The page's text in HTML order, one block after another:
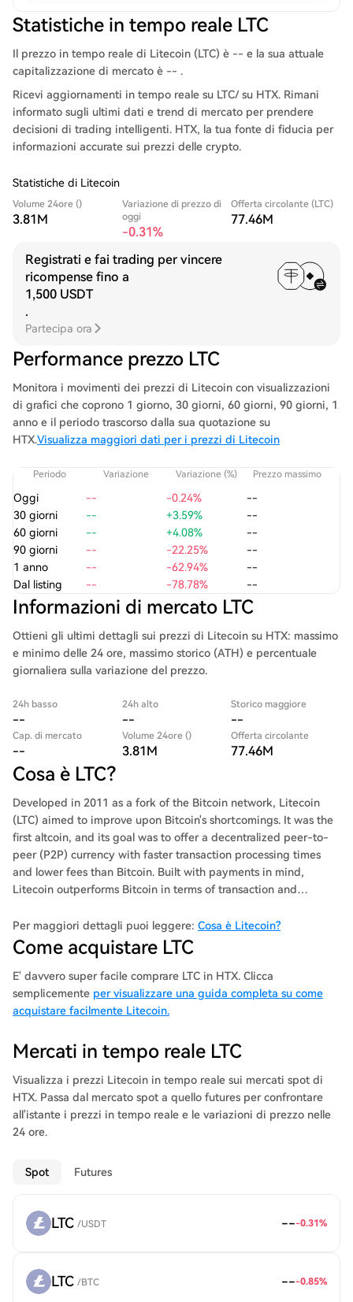
Statistiche in tempo reale LTC
Il prezzo in tempo reale di Litecoin (LTC) è -- e la sua attuale
capitalizzazione di mercato è -- .
Ricevi aggiornamenti in tempo reale su LTC/ su HTX. Rimani
informato sugli ultimi dati e trend di mercato per prendere
decisioni di trading intelligenti. HTX, la tua fonte di fiducia per
informazioni accurate sui prezzi delle crypto.
Statistiche di Litecoin
Volume 24ore ()
3.81M
Variazione di prezzo di
oggi
-0.31%
Offerta circolante (LTC)
77.46M
Registrati e fai trading per vincere
ricompense fino a
1,500 USDT
.
Partecipa ora
Performance prezzo LTC
Monitora i movimenti dei prezzi di Litecoin con visualizzazioni
di grafici che coprono 1 giorno, 30 giorni, 60 giorni, 90 giorni, 1
anno e il periodo trascorso dalla sua quotazione su
HTX.Visualizza maggiori dati per i prezzi di Litecoin
Periodo Variazione Variazione (%) Prezzo massimo
Oggi -- -0.24%
--
30 giorni
-- +3.59%
--
60 giorni
-- +4.08%
--
90 giorni
-- -22.25%
--
1 anno
-- -62.94%
--
Dal listing
-- -78.78% --
Informazioni di mercato LTC
Ottieni gli ultimi dettagli sui prezzi di Litecoin su HTX: massimo
e minimo delle 24 ore, massimo storico (ATH) e percentuale
giornaliera sulla variazione del prezzo.
24h basso
--
24h alto
--
Storico maggiore
--
Cap. di mercato
--
Volume 24ore ()
3.81M
Offerta circolante
77.46M
Cosa è LTC?
Developed in 2011 as a fork of the Bitcoin network, Litecoin
(LTC) aimed to improve upon Bitcoin's shortcomings. It was the
first altcoin, and its goal was to offer a decentralized peer-to-
peer (P2P) currency with faster transaction processing times
and lower fees than Bitcoin. Built with payments in mind,
Litecoin outperforms Bitcoin in terms of transaction and
five transactions per second, Litecoin has a capacity of 56
transactions per second. The network's confirmation time is also
significantly shorter, taking approximately two minutes and 20
seconds compared to Bitcoin's nearly 10 minutes per block.
Even after over a decade, Litecoin remains committed to
offering users low-cost, private, secure, and borderless
payments anywhere in the world at any time, making it a
practical and accessible digital currency for everyday
transactions. Litecoin's adoption as a payment method has
grown over the years, widely accepted by various merchants
and organizations, including the American Red Cross, Newegg,
and Twitch.
Per maggiori dettagli puoi leggere: Cosa è Litecoin?
Come acquistare LTC
E' davvero super facile comprare LTC in HTX. Clicca
semplicemente per visualizzare una guida completa su come
acquistare facilmente Litecoin.
Mercati in tempo reale LTC
Visualizza i prezzi Litecoin in tempo reale sui mercati spot di
HTX. Passa dal mercato spot a quello futures per confrontare
all'istante i prezzi in tempo reale e le variazioni di prezzo nelle
24 ore.
Spot Futures
LTC /USDT ---0.31%
LTC /BTC ---0.85%